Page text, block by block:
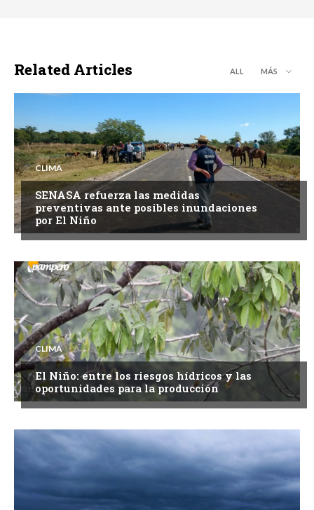
Related Articles ALL MÁS
CLIMA
SENASA refuerza las medidas
preventivas ante posibles inundaciones
por El Niño
CLIMA
El Niño: entre los riesgos hídricos y las
oportunidades para la producción